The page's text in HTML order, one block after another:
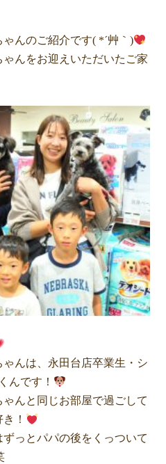
んのご紹介です( *´艸｀)
んをお迎えいただいたご家
んは、永田台店卒業生・シ
んです！
んと同じお部屋で過ごして
！
っとパパの後をくっついて